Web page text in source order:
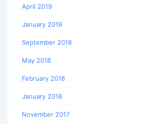
April 2019
January 2019
September 2018
May 2018
February 2018
January 2018
November 2017